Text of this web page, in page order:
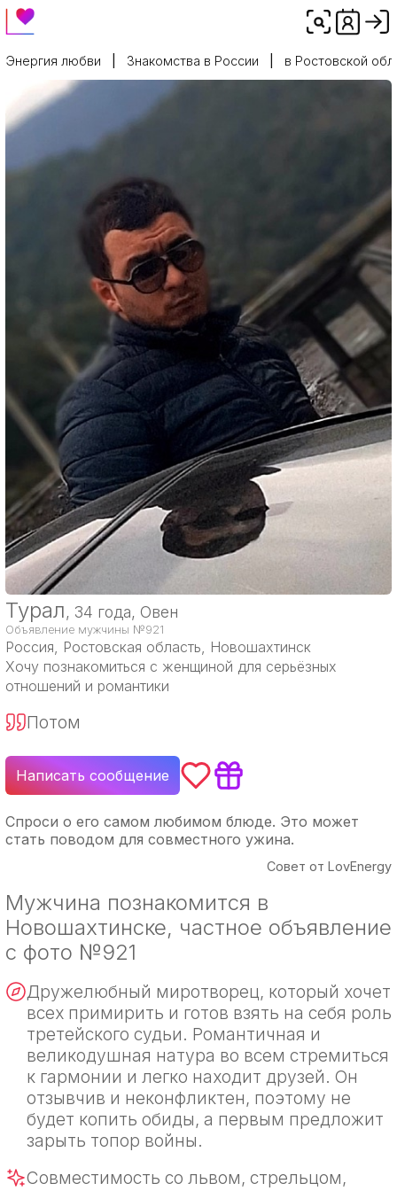
Энергия любви Знакомства в России в Ростовской
Турал, 34 года, Овен
Объявление мужчины №921
Россия, Ростовская область, Новошахтинск
Хочу познакомиться с женщиной для серьёзных
отношений и романтики
Потом
Написать сообщение
Спроси о его самом любимом блюде. Это может
стать поводом для совместного ужина.
Совет от LovEnergy
Мужчина познакомится в
Новошахтинске, частное объявление
с фото №921
Дружелюбный миротворец, который хочет
всех примирить и готов взять на себя роль
третейского судьи. Романтичная и
великодушная натура во всем стремиться
к гармонии и легко находит друзей. Он
отзывчив и неконфликтен, поэтому не
будет копить обиды, а первым предложит
зарыть топор войны.
Совместимость со львом, стрельцом,